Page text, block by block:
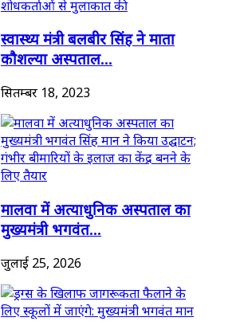
स्वास्थ्य मंत्री बलबीर सिंह ने माता
कौशल्या अस्पताल...
सितम्बर 18, 2023
मालवा में अत्याधुनिक अस्पताल का
मुख्यमंत्री भगवंत...
जुलाई 25, 2026